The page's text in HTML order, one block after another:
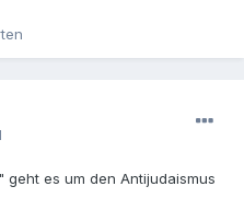
geht es um den Antijudaismus